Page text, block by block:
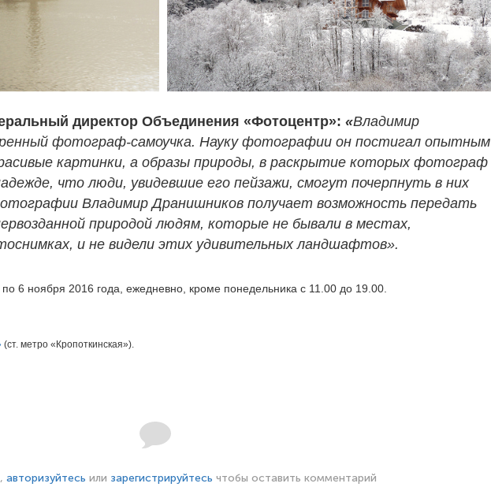
директор Объединения «Фотоцентр»: «Владимир
фотограф-самоучка. Науку фотографии он постигал опытным
картинки, а образы природы, в раскрытие которых фотограф
что люди, увидевшие его пейзажи, смогут почерпнуть в них
Владимир Дранишников получает возможность передать
природой людям, которые не бывали в местах,
и не видели этих удивительных ландшафтов».
по 6 ноября 2016 года, ежедневно, кроме понедельника с 11.00 до 19.00.
(ст. метро «Кропоткинская»).
авторизуйтесь или зарегистрируйтесь чтобы оставить комментарий